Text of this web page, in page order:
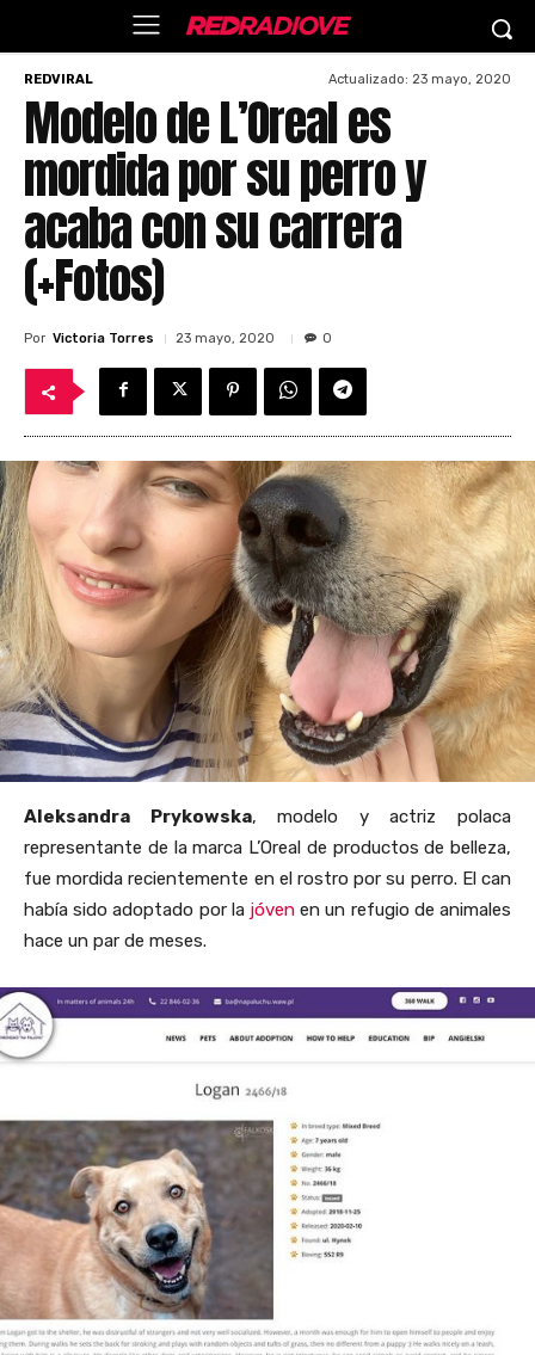
REDVIRAL Actualizado: 23 mayo, 2020
Modelo de L’Oreal es
mordida por su perro y
acaba con su carrera
(+Fotos)
Por Victoria Torres 23 mayo, 2020 0
Aleksandra Prykowska, modelo y actriz polaca
representante de la marca L’Oreal de productos de belleza,
fue mordida recientemente en el rostro por su perro. El can
había sido adoptado por la jóven en un refugio de animales
hace un par de meses.